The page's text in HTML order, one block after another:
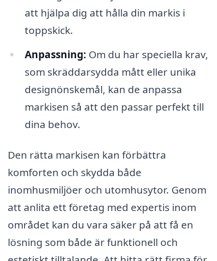
att hjälpa dig att hålla din markis i
toppskick.
Anpassning: Om du har speciella krav,
som skräddarsydda mått eller unika
designönskemål, kan de anpassa
markisen så att den passar perfekt till
dina behov.
Den rätta markisen kan förbättra
komforten och skydda både
inomhusmiljöer och utomhusytor. Genom
att anlita ett företag med expertis inom
området kan du vara säker på att få en
lösning som både är funktionell och